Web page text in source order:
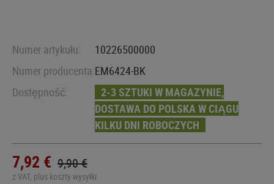
Numer artykułu:
10226500000
Numer producenta:EM6424-BK
Dostępność:
2-3 SZTUKI W MAGAZYNIE,
DOSTAWA DO POLSKA W CIĄGU
KILKU DNI ROBOCZYCH
7,92 € 9,90 €
z VAT, plus koszty wysyłki